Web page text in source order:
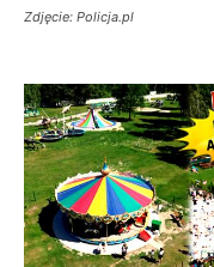
Zdjęcie: Policja.pl